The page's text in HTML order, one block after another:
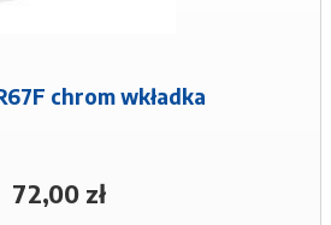
chrom wkładka
72,00 zł